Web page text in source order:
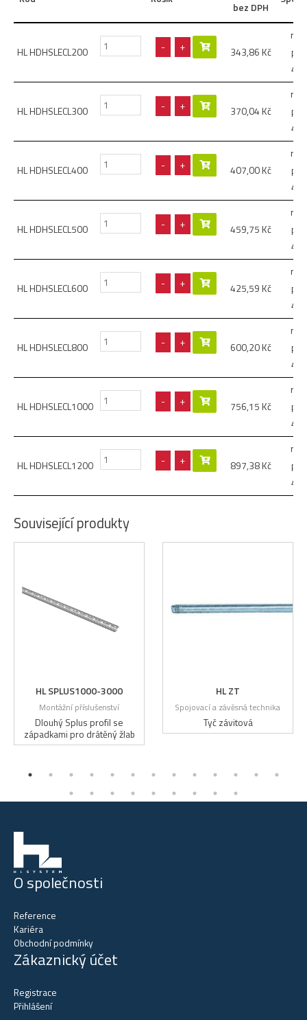
bez DPH
HL HDHSLECL200 - + 343,86 Kč
HL HDHSLECL300 - + 370,04 Kč
HL HDHSLECL400 - + 407,00 Kč
HL HDHSLECL500 - + 459,75 Kč
HL HDHSLECL600 - + 425,59 Kč
HL HDHSLECL800 - + 600,20 Kč
HL HDHSLECL1000 - + 756,15 Kč
HL HDHSLECL1200 - + 897,38 Kč
Související produkty
HL SPLUS1000-3000
Montážní příslušenství
Dlouhý Splus profil se
západkami pro drátěný žlab
HL ZT
Spojovací a závěsná technika
Tyč závitová
O společnosti
Reference
Kariéra
Obchodní podmínky
Zákaznický účet
Registrace
Přihlášení